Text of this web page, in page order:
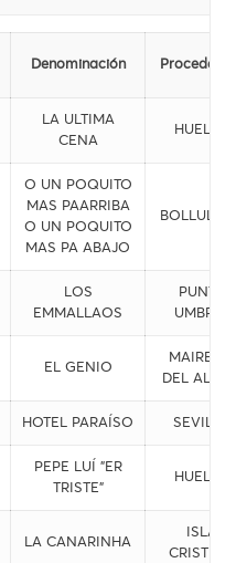
Denominación Procedencia
LA ULTIMA
CENA
HUELVA
O UN POQUITO
MAS PAARRIBA
O UN POQUITO
MAS PA ABAJO
BOLLULLOS
LOS
EMMALLAOS
PUNTA
UMBRÍA
EL GENIO
MAIRENA
DEL ALCOR
HOTEL PARAÍSO SEVILLA
PEPE LUÍ "ER
TRISTE"
HUELVA
LA CANARINHA
ISLA
CRISTINA